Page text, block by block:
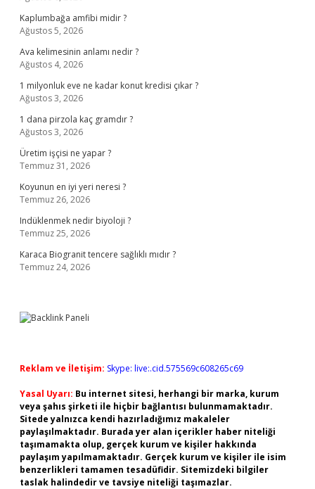
Kaplumbağa amfibi midir ?
Ağustos 5, 2026
Ava kelimesinin anlamı nedir ?
Ağustos 4, 2026
1 milyonluk eve ne kadar konut kredisi çıkar ?
Ağustos 3, 2026
1 dana pirzola kaç gramdır ?
Ağustos 3, 2026
Üretim işçisi ne yapar ?
Temmuz 31, 2026
Koyunun en iyi yeri neresi ?
Temmuz 26, 2026
Indüklenmek nedir biyoloji ?
Temmuz 25, 2026
Karaca Biogranit tencere sağlıklı mıdır ?
Temmuz 24, 2026
Reklam ve İletişim: Skype: live:.cid.575569c608265c69
Yasal Uyarı: Bu internet sitesi, herhangi bir marka, kurum
veya şahıs şirketi ile hiçbir bağlantısı bulunmamaktadır.
Sitede yalnızca kendi hazırladığımız makaleler
paylaşılmaktadır. Burada yer alan içerikler haber niteliği
taşımamakta olup, gerçek kurum ve kişiler hakkında
paylaşım yapılmamaktadır. Gerçek kurum ve kişiler ile isim
benzerlikleri tamamen tesadüfidir. Sitemizdeki bilgiler
taslak halindedir ve tavsiye niteliği taşımazlar.